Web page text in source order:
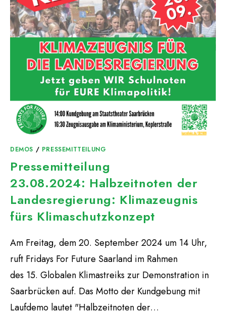
DEMOS / PRESSEMITTEILUNG
Pressemitteilung
23.08.2024: Halbzeitnoten der
Landesregierung: Klimazeugnis
fürs Klimaschutzkonzept
Am Freitag, dem 20. September 2024 um 14 Uhr,
ruft Fridays For Future Saarland im Rahmen
des 15. Globalen Klimastreiks zur Demonstration in
Saarbrücken auf. Das Motto der Kundgebung mit
Laufdemo lautet "Halbzeitnoten der…